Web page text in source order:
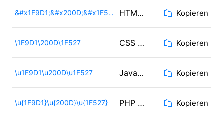
&#x1F9D1;&#x200D;&#x1F527; HTML Code Kopieren
\1F9D1\200D\1F527 CSS Code Kopieren
\u1F9D1\u200D\u1F527 JavaScript Code Kopieren
\u{1F9D1}\u{200D}\u{1F527} PHP / Ruby Code Kopieren